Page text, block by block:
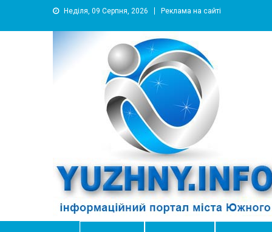
Неділя, 09 Серпня, 2026 Реклама на сайті
YUZHNY.INFO
информационный портал города Южный